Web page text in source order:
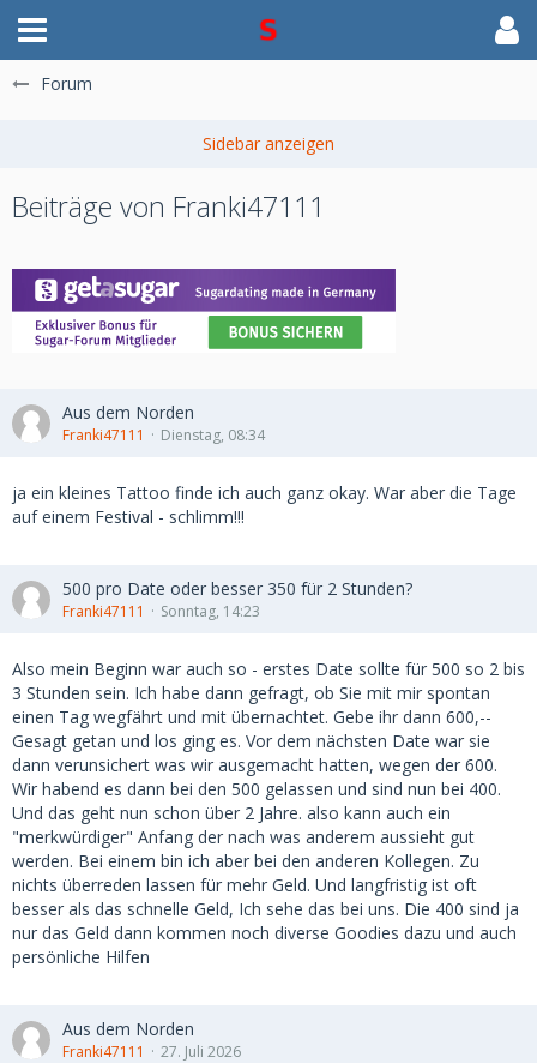
Forum
Beiträge von Franki47111
Aus dem Norden
Franki47111 Dienstag, 08:34
ja ein kleines Tattoo finde ich auch ganz okay. War aber die Tage
auf einem Festival - schlimm!!!
500 pro Date oder besser 350 für 2 Stunden?
Franki47111 Sonntag, 14:23
Also mein Beginn war auch so - erstes Date sollte für 500 so 2 bis
3 Stunden sein. Ich habe dann gefragt, ob Sie mit mir spontan
einen Tag wegfährt und mit übernachtet. Gebe ihr dann 600,--
Gesagt getan und los ging es. Vor dem nächsten Date war sie
dann verunsichert was wir ausgemacht hatten, wegen der 600.
Wir habend es dann bei den 500 gelassen und sind nun bei 400.
Und das geht nun schon über 2 Jahre. also kann auch ein
"merkwürdiger" Anfang der nach was anderem aussieht gut
werden. Bei einem bin ich aber bei den anderen Kollegen. Zu
nichts überreden lassen für mehr Geld. Und langfristig ist oft
besser als das schnelle Geld, Ich sehe das bei uns. Die 400 sind ja
nur das Geld dann kommen noch diverse Goodies dazu und auch
persönliche Hilfen
Aus dem Norden
Franki47111 27. Juli 2026